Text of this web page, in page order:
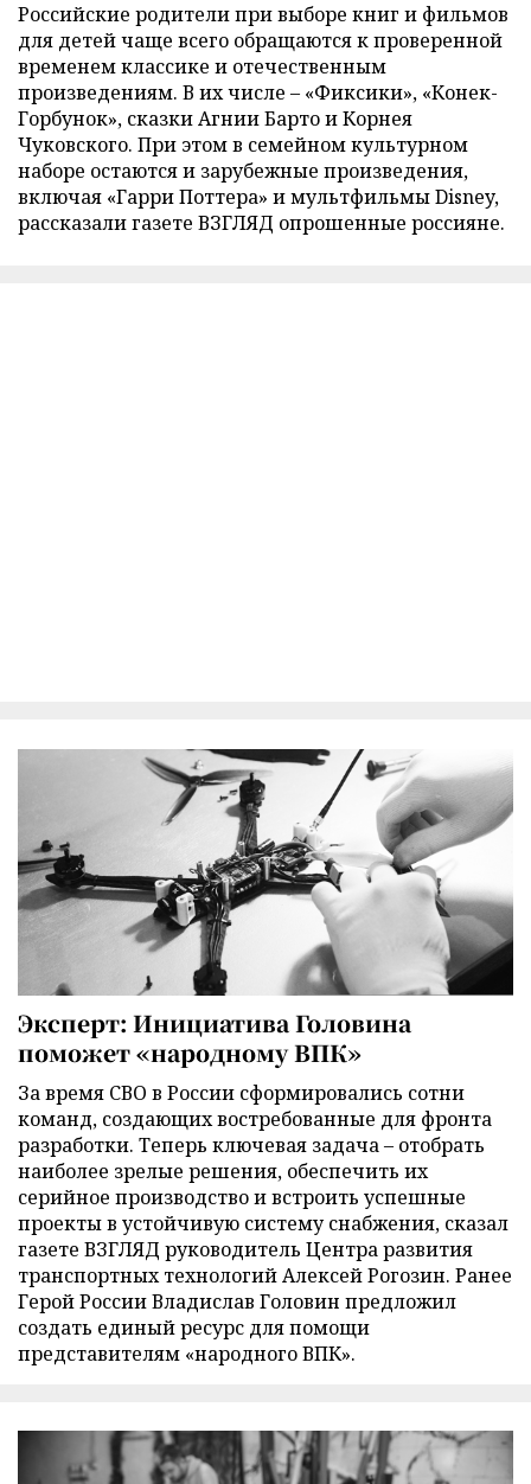
Российские родители при выборе книг и фильмов
для детей чаще всего обращаются к проверенной
временем классике и отечественным
произведениям. В их числе – «Фиксики», «Конек-
Горбунок», сказки Агнии Барто и Корнея
Чуковского. При этом в семейном культурном
наборе остаются и зарубежные произведения,
включая «Гарри Поттера» и мультфильмы Disney,
рассказали газете ВЗГЛЯД опрошенные россияне.
Эксперт: Инициатива Головина
поможет «народному ВПК»
За время СВО в России сформировались сотни
команд, создающих востребованные для фронта
разработки. Теперь ключевая задача – отобрать
наиболее зрелые решения, обеспечить их
серийное производство и встроить успешные
проекты в устойчивую систему снабжения, сказал
газете ВЗГЛЯД руководитель Центра развития
транспортных технологий Алексей Рогозин. Ранее
Герой России Владислав Головин предложил
создать единый ресурс для помощи
представителям «народного ВПК».